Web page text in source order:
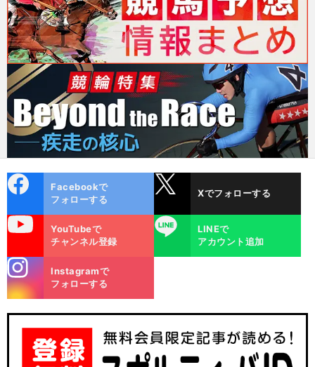
ok
Facebookで
フォローする
Xでフォローする
YouTubeで
チャンネル登録
LINE
LINEで
アカウント追加
m
Instagramで
フォローする